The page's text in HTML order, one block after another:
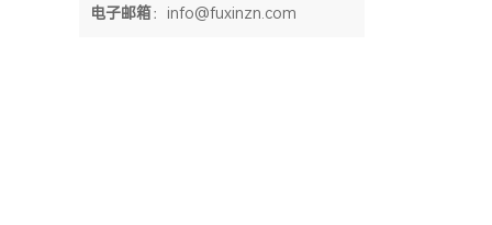
电子邮箱：info@fuxinzn.com